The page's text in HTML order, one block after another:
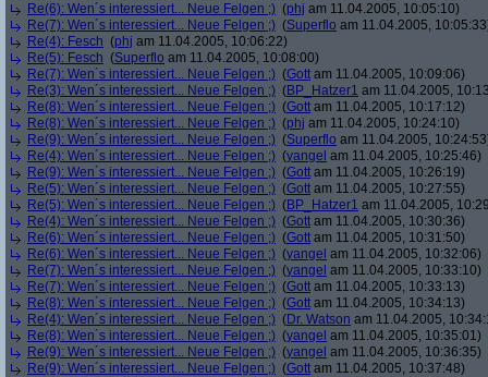
Re(6): Wen´s interessiert... Neue Felgen ;) (phj am 11.04.2005, 10:05:10)
Re(7): Wen´s interessiert... Neue Felgen ;) (Superflo am 11.04.2005,
Re(4): Fesch (phj am 11.04.2005, 10:06:22)
Re(5): Fesch (Superflo am 11.04.2005, 10:08:00)
Re(7): Wen´s interessiert... Neue Felgen ;) (Gott am 11.04.2005, 10:09:06)
Re(3): Wen´s interessiert... Neue Felgen ;) (BP_Hatzer1 am 11.04.2005,
Re(8): Wen´s interessiert... Neue Felgen ;) (Gott am 11.04.2005, 10:17:12)
Re(8): Wen´s interessiert... Neue Felgen ;) (phj am 11.04.2005, 10:24:10)
Re(9): Wen´s interessiert... Neue Felgen ;) (Superflo am 11.04.2005,
Re(4): Wen´s interessiert... Neue Felgen ;) (yangel am 11.04.2005, 10:25:46)
Re(9): Wen´s interessiert... Neue Felgen ;) (Gott am 11.04.2005, 10:26:19)
Re(5): Wen´s interessiert... Neue Felgen ;) (Gott am 11.04.2005, 10:27:55)
Re(5): Wen´s interessiert... Neue Felgen ;) (BP_Hatzer1 am 11.04.2005,
Re(4): Wen´s interessiert... Neue Felgen ;) (Gott am 11.04.2005, 10:30:36)
Re(6): Wen´s interessiert... Neue Felgen ;) (Gott am 11.04.2005, 10:31:50)
Re(6): Wen´s interessiert... Neue Felgen ;) (yangel am 11.04.2005, 10:32:06)
Re(7): Wen´s interessiert... Neue Felgen ;) (yangel am 11.04.2005, 10:33:10)
Re(7): Wen´s interessiert... Neue Felgen ;) (Gott am 11.04.2005, 10:33:13)
Re(8): Wen´s interessiert... Neue Felgen ;) (Gott am 11.04.2005, 10:34:13)
Re(4): Wen´s interessiert... Neue Felgen ;) (Dr. Watson am 11.04.2005,
Re(8): Wen´s interessiert... Neue Felgen ;) (yangel am 11.04.2005, 10:35:01)
Re(9): Wen´s interessiert... Neue Felgen ;) (yangel am 11.04.2005, 10:36:35)
Re(9): Wen´s interessiert... Neue Felgen ;) (Gott am 11.04.2005, 10:37:48)